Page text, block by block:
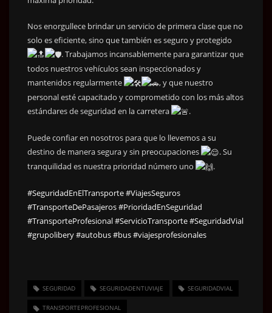
Nos enorgullece brindar un servicio de primera clase que no
solo es eficiente, sino que también es seguro y protegido
. Trabajamos incansablemente para garantizar que
todos nuestros vehículos sean inspeccionados y
mantenidos regularmente
, y que nuestro
personal esté capacitado y comprometido con los más altos
estándares de seguridad en la carretera
.
Puede confiar en nosotros para que lo llevemos a su
destino de manera segura y sin preocupaciones
. Su
tranquilidad es nuestra prioridad número uno
.
#SeguridadEnElTransporte#ViajesSeguros
#TransporteDePasajeros#PrioridadEnSeguridad
#TransporteProfesional#ServicioTransporte#SeguridadVial
#grupolibery#autobus#bus#viajesprofesionales
SEGURIDAD SEGURIDADENTUVIAJE SEGURIDADVIAL
TRANSPORTEPROFESIONAL